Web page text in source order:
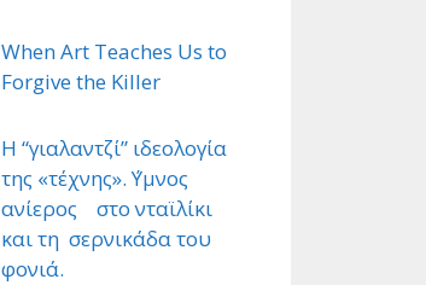
When Art Teaches Us to
Forgive the Killer
Η “γιαλαντζί” ιδεολογία
της «τέχνης». ΄Υμνος
ανίερος στο νταϊλίκι
και τη σερνικάδα του
φονιά.